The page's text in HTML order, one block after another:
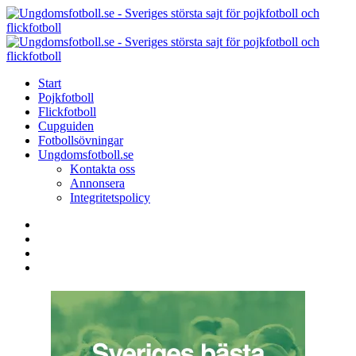
Menu
Search
Menu
Start
Pojkfotboll
Flickfotboll
Cupguiden
Fotbollsövningar
Ungdomsfotboll.se
Kontakta oss
Annonsera
Integritetspolicy